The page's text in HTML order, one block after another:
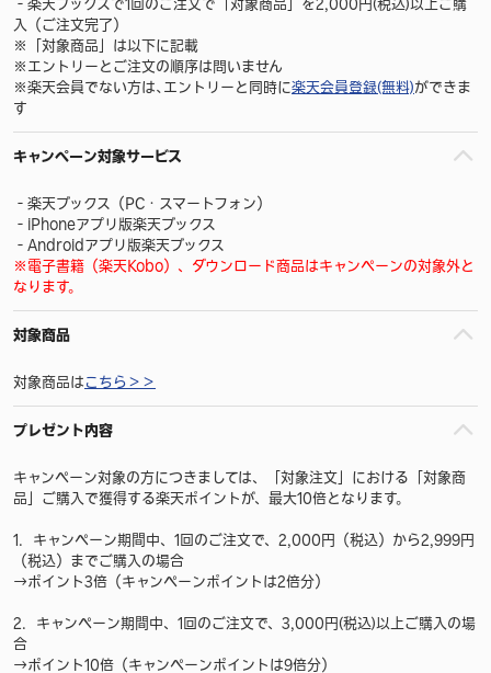
‐楽天ブックスで1回のご注文で「対象商品」を2,000円(税込)以上ご購
入（ご注文完了）
※「対象商品」は以下に記載
※エントリーとご注文の順序は問いません
※楽天会員でない方は､エントリーと同時に楽天会員登録(無料)ができま
す
キャンペーン対象サービス
‐楽天ブックス（PC・スマートフォン）
‐iPhoneアプリ版楽天ブックス
‐Androidアプリ版楽天ブックス
※電子書籍（楽天Kobo）、ダウンロード商品はキャンペーンの対象外と
なります。
対象商品
対象商品は こちら＞＞
プレゼント内容
キャンペーン対象の方につきましては、「対象注文」における「対象商
品」ご購入で獲得する楽天ポイントが、最大10倍となります。
1．キャンペーン期間中、1回のご注文で、2,000円（税込）から2,999円
（税込）までご購入の場合
→ポイント3倍（キャンペーンポイントは2倍分）
2．キャンペーン期間中、1回のご注文で、3,000円(税込)以上ご購入の場
合
→ポイント10倍（キャンペーンポイントは9倍分）